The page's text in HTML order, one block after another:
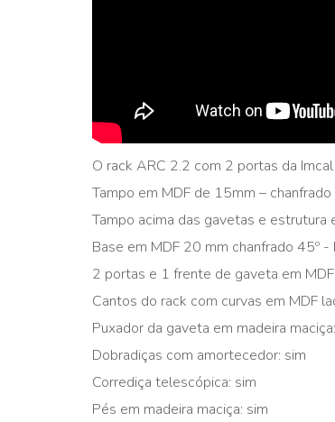
O rack ARC 2.2 com 2 portas da
Tampo em MDF de 15mm –
Tampo acima das gavetas e estrutura
Base em MDF 20 mm chanfrado 45º
2 portas e 1 frente de gaveta em
Cantos do rack com curvas em MDF
Puxador da gaveta em madeira
Dobradiças com amortecedor: sim
Corrediça telescópica: sim
Pés em madeira maciça: sim